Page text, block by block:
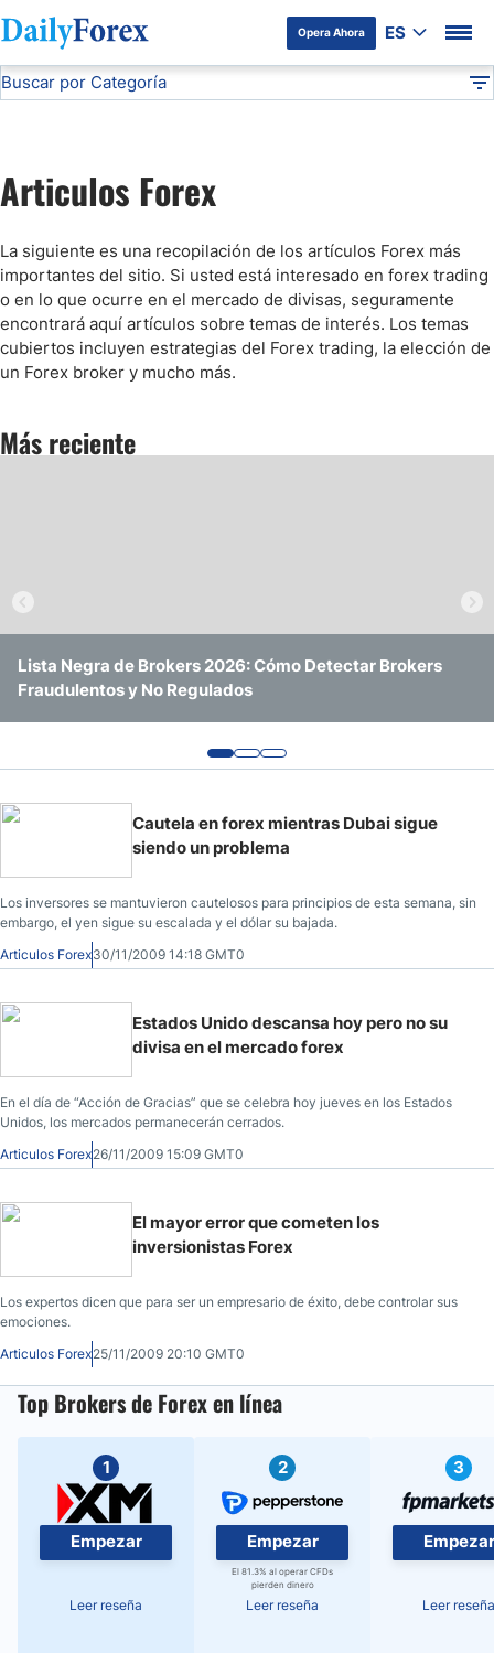
Opera Ahora ES
Divulgación del Anunciante
Buscar por Categoría
Forex Brokers
Guias Forex
Estrategias Forex
Criptomonedas
Articulos Forex
La siguiente es una recopilación de los artículos Forex más
importantes del sitio. Si usted está interesado en forex trading
o en lo que ocurre en el mercado de divisas, seguramente
encontrará aquí artículos sobre temas de interés. Los temas
cubiertos incluyen estrategias del Forex trading, la elección de
un Forex broker y mucho más.
Más reciente
Lista Negra de Brokers 2026: Cómo Detectar Brokers
Fraudulentos y No Regulados
FED vs BCE: Cómo Afectan sus Decisiones al EUR/USD, el
IBEX 35 y los Bancos Españoles
Pronóstico Junio 2026: Datos de Empleo de EE UU (NFP)
y su Impacto en EUR/USD y USD/MXN
Cautela en forex mientras Dubai sigue
siendo un problema
Los inversores se mantuvieron cautelosos para principios de esta semana, sin
embargo, el yen sigue su escalada y el dólar su bajada.
Articulos Forex30/11/2009 14:18 GMT0
Estados Unido descansa hoy pero no su
divisa en el mercado forex
En el día de “Acción de Gracias” que se celebra hoy jueves en los Estados
Unidos, los mercados permanecerán cerrados.
Articulos Forex26/11/2009 15:09 GMT0
El mayor error que cometen los
inversionistas Forex
Los expertos dicen que para ser un empresario de éxito, debe controlar sus
emociones.
Articulos Forex25/11/2009 20:10 GMT0
Top Brokers de Forex en línea
1
Empezar
Leer reseña
2
Empezar
El 81.3% al operar CFDs
pierden dinero
Leer reseña
3
Empezar
Leer reseña